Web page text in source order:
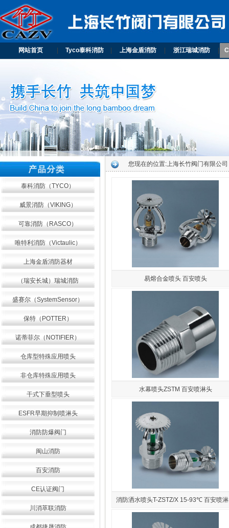
网站首页 Tyco泰科消防 上海金盾消防 浙江瑞城消防
泰科消防（TYCO）
威景消防（VIKING）
可靠消防（RASCO）
唯特利消防（Victaulic）
上海金盾消防器材
（瑞安长城）瑞城消防
盛赛尔（SystemSensor）
保特（POTTER）
诺蒂菲尔（NOTIFIER）
仓库型特殊应用喷头
非仓库特殊应用喷头
干式下垂型喷头
ESFR早期抑制喷淋头
消防防爆阀门
闽山消防
百安消防
CE认证阀门
川消萃联消防
您现在的位置:上海长竹阀门有限公司
易熔合金喷头 百安喷头
水幕喷头ZSTM 百安喷淋头
消防洒水喷头T-ZSTZ/X 15-93℃ 百安喷